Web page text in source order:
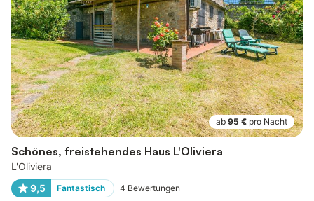
ab 95 € pro Nacht
Schönes, freistehendes Haus L'Oliviera
L'Oliviera
9,5
Fantastisch 4 Bewertungen